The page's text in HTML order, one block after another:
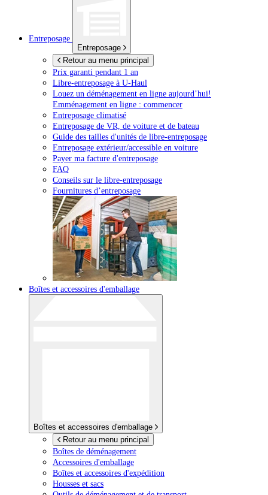
Entreposage
Entreposage
Retour au menu principal
Prix garanti pendant 1 an
Libre-entreposage à U-Haul
Louez un déménagement en ligne aujourd’hui!
Emménagement en ligne : commencer
Entreposage climatisé
Entreposage de VR, de voiture et de bateau
Guide des tailles d'unités de libre-entreposage
Entreposage extérieur/accessible en voiture
Payer ma facture d'entreposage
FAQ
Conseils sur le libre-entreposage
Fournitures d’entreposage
Boîtes et accessoires d'emballage
Boîtes et accessoires d'emballage
Retour au menu principal
Boîtes de déménagement
Accessoires d'emballage
Boîtes et accessoires d'expédition
Housses et sacs